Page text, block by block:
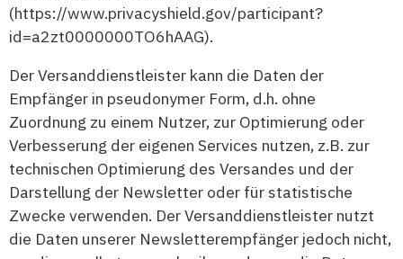
(https://www.privacyshield.gov/participant?
id=a2zt0000000TO6hAAG).
Der Versanddienstleister kann die Daten der
Empfänger in pseudonymer Form, d.h. ohne
Zuordnung zu einem Nutzer, zur Optimierung oder
Verbesserung der eigenen Services nutzen, z.B. zur
technischen Optimierung des Versandes und der
Darstellung der Newsletter oder für statistische
Zwecke verwenden. Der Versanddienstleister nutzt
die Daten unserer Newsletterempfänger jedoch nicht,